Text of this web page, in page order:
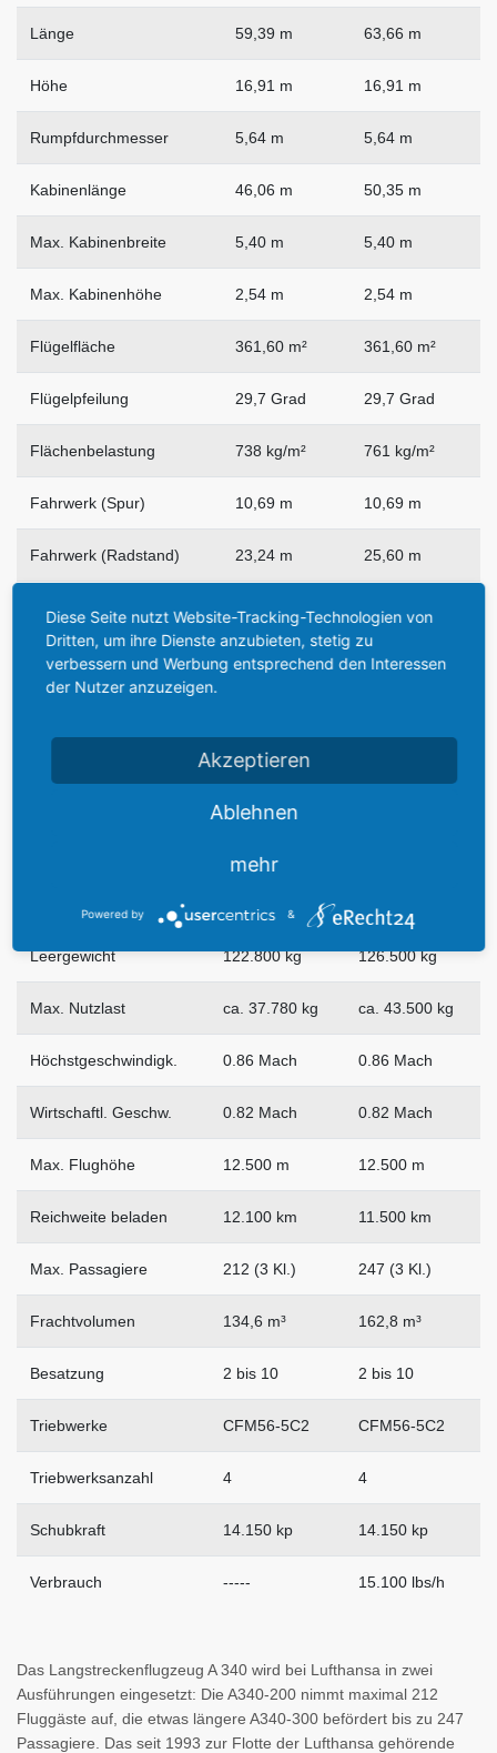
Länge 59,39 m 63,66 m
Höhe 16,91 m 16,91 m
Rumpfdurchmesser 5,64 m 5,64 m
Kabinenlänge 46,06 m 50,35 m
Max. Kabinenbreite 5,40 m 5,40 m
Max. Kabinenhöhe 2,54 m 2,54 m
Flügelfläche 361,60 m² 361,60 m²
Flügelpfeilung 29,7 Grad 29,7 Grad
Flächenbelastung 738 kg/m² 761 kg/m²
Fahrwerk (Spur) 10,69 m 10,69 m
Fahrwerk (Radstand) 23,24 m 25,60 m
Max. Tankkapazität 140.640 Liter 141.500 Liter
Leergewicht 122.800 kg 126.500 kg
Max. Nutzlast ca. 37.780 kg ca. 43.500 kg
Höchstgeschwindigk. 0.86 Mach 0.86 Mach
Wirtschaftl. Geschw. 0.82 Mach 0.82 Mach
Max. Flughöhe 12.500 m 12.500 m
Reichweite beladen 12.100 km 11.500 km
Max. Passagiere 212 (3 Kl.) 247 (3 Kl.)
Frachtvolumen 134,6 m³ 162,8 m³
Besatzung 2 bis 10 2 bis 10
Triebwerke CFM56-5C2 CFM56-5C2
Triebwerksanzahl 4 4
Schubkraft 14.150 kp 14.150 kp
Verbrauch ----- 15.100 lbs/h
Das Langstreckenflugzeug A 340 wird bei Lufthansa in zwei
Ausführungen eingesetzt: Die A340-200 nimmt maximal 212
Fluggäste auf, die etwas längere A340-300 befördert bis zu 247
Passagiere. Das seit 1993 zur Flotte der Lufthansa gehörende
Diese Seite nutzt Website-Tracking-Technologien von
Dritten, um ihre Dienste anzubieten, stetig zu
verbessern und Werbung entsprechend den Interessen
der Nutzer anzuzeigen.
Akzeptieren
Ablehnen
mehr
Powered by &